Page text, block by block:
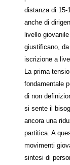
distanza di 15-
anche di
livello
giustificano,
iscrizione a
La prima
fondamentale
di non
si sente il
ancora una
partitica. A
movimenti
sintesi di